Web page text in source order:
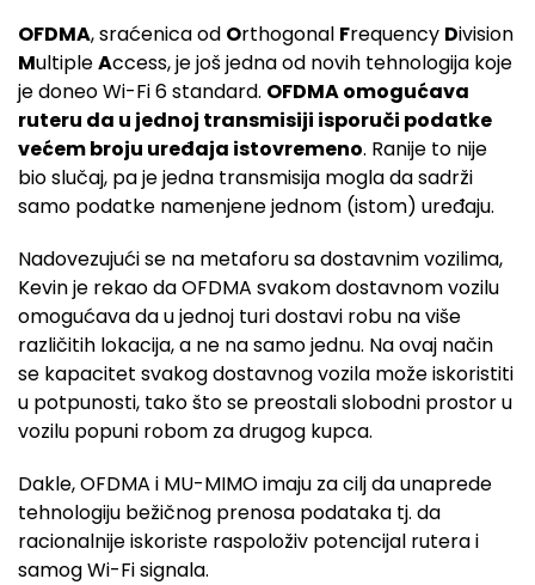
OFDMA, sraćenica od Orthogonal Frequency Division
MultipleAccess, je još jedna od novih tehnologija koje
je doneo Wi-Fi 6 standard. OFDMA omogućava
ruteru da u jednoj transmisiji isporuči podatke
većem broju uređaja istovremeno. Ranije to nije
bio slučaj, pa je jedna transmisija mogla da sadrži
samo podatke namenjene jednom (istom) uređaju.
Nadovezujući se na metaforu sa dostavnim vozilima,
Kevin je rekao da OFDMA svakom dostavnom vozilu
omogućava da u jednoj turi dostavi robu na više
različitih lokacija, a ne na samo jednu. Na ovaj način
se kapacitet svakog dostavnog vozila može iskoristiti
u potpunosti, tako što se preostali slobodni prostor u
vozilu popuni robom za drugog kupca.
Dakle, OFDMA i MU-MIMO imaju za cilj da unaprede
tehnologiju bežičnog prenosa podataka tj. da
racionalnije iskoriste raspoloživ potencijal rutera i
samog Wi-Fi signala.